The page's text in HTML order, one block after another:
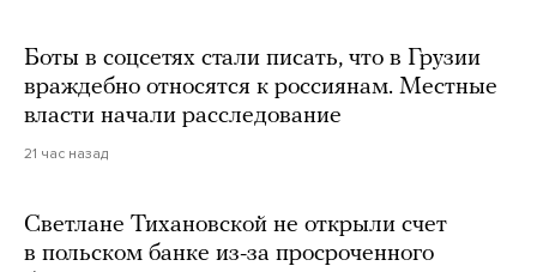
Боты в соцсетях стали писать, что в Грузии
враждебно относятся к россиянам. Местные
власти начали расследование
21 час назад
Светлане Тихановской не открыли счет
в польском банке из-за просроченного